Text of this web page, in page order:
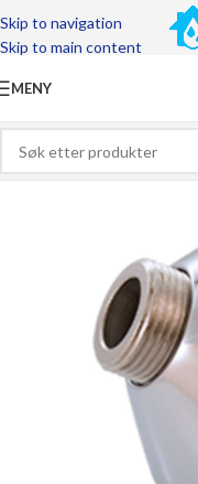
Skip to navigation
Skip to main content
MENY